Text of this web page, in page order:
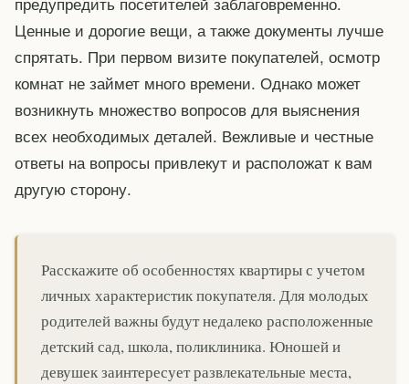
Ценные и дорогие вещи, а также документы лучше
спрятать. При первом визите покупателей, осмотр
комнат не займет много времени. Однако может
возникнуть множество вопросов для выяснения
всех необходимых деталей. Вежливые и честные
ответы на вопросы привлекут и расположат к вам
другую сторону.
Расскажите об особенностях квартиры с учетом
личных характеристик покупателя. Для молодых
родителей важны будут недалеко расположенные
детский сад, школа, поликлиника. Юношей и
девушек заинтересует развлекательные места,